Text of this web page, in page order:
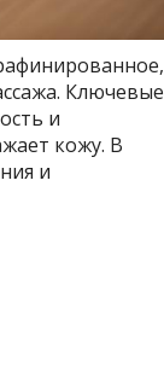
Ключевые
и
кожу. В
и